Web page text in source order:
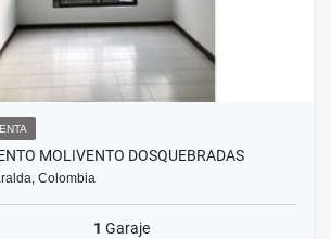
MOLIVENTO DOSQUEBRADAS
Colombia
1 Garaje